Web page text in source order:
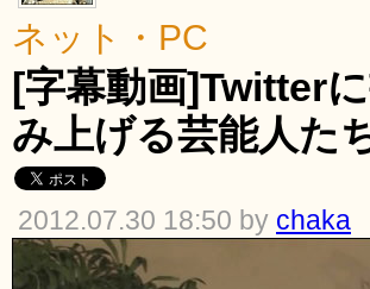
ネット・PC
[字幕動画]Twitter
み上げる芸能人た
2012.07.30 18:50 by chaka